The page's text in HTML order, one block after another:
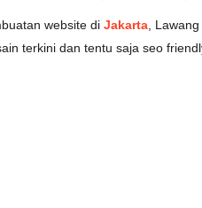
website di Jakarta,
terkini dan tentu saja seo